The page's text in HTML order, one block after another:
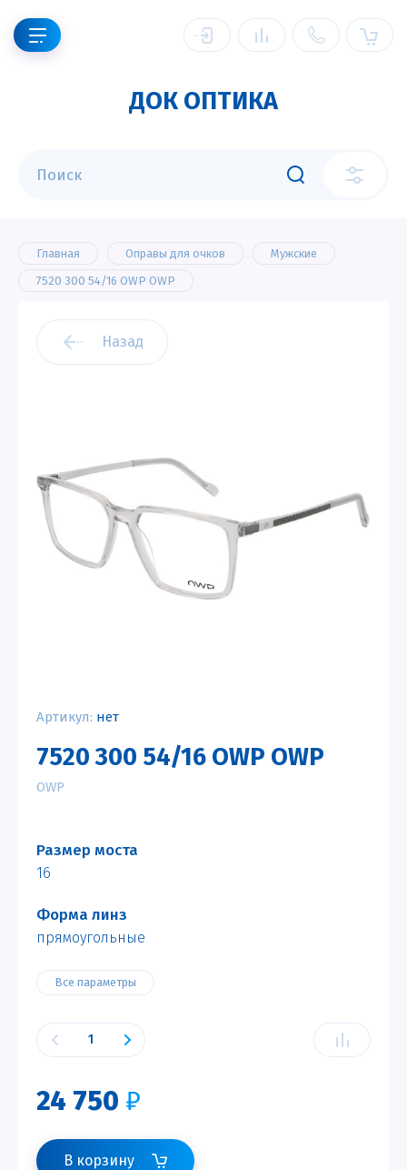
ДОК ОПТИКА
Главная Оправы для очков
Мужские
7520 300 54/16 OWP OWP
Назад
Артикул: нет
7520 300 54/16 OWP OWP
OWP
Размер моста
16
Форма линз
прямоугольные
Все параметры
24 750 ₽
В корзину